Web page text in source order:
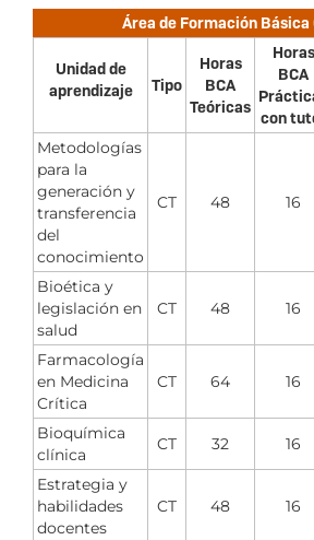
Área de Formación
Unidad de
aprendizaje
Tipo
Horas
BCA
Teóricas
Horas
BCA
con
Metodologías
para la
generación y
transferencia
del
conocimiento
CT 48 16
Bioética y
legislación en
salud
CT 48 16
Farmacología
en Medicina
Crítica
CT 64 16
Bioquímica
clínica
CT 32 16
Estrategia y
habilidades
docentes
CT 48 16